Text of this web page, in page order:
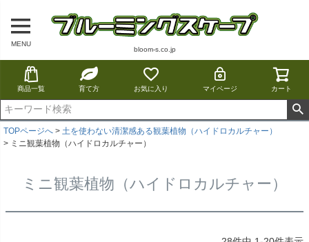
MENU
bloom-s.co.jp
商品一覧 育て方 お気に入り マイページ カート
TOPページへ
土を使わない清潔感ある観葉植物（ハイドロカルチャー）
ミニ観葉植物（ハイドロカルチャー）
ミニ観葉植物（ハイドロカルチャー）